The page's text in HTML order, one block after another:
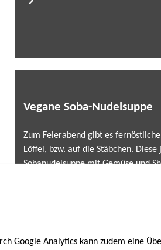
Google Analytics kann zudem eine
Vegane Soba-Nudelsuppe
Zum Feierabend gibt es
Löffel, bzw. auf die Stäbchen. Diese
Sobanudelsuppe mit Gemüse und